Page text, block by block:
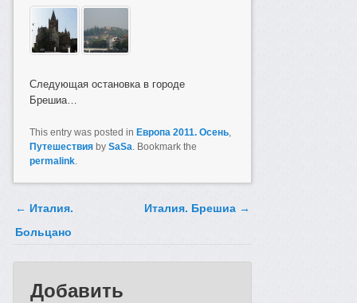
Следующая остановка в городе
Брешиа…
This entry was posted in Европа 2011. Осень,
Путешествия bySaSa. Bookmark the
permalink.
Post navigation
← Италия.
Больцано
Италия. Брешиа →
Добавить